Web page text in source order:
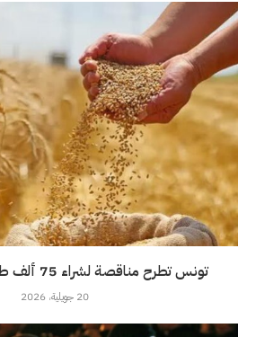
تونس تطرح مناقصة لشراء 75 ألف طن من القمح اللين
20 جويلية، 2026